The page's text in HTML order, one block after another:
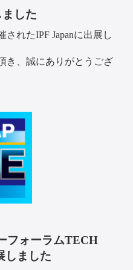
した
されたIPF Japanに出展し
き、誠にありがとうござ
フォーラムTECH
しました